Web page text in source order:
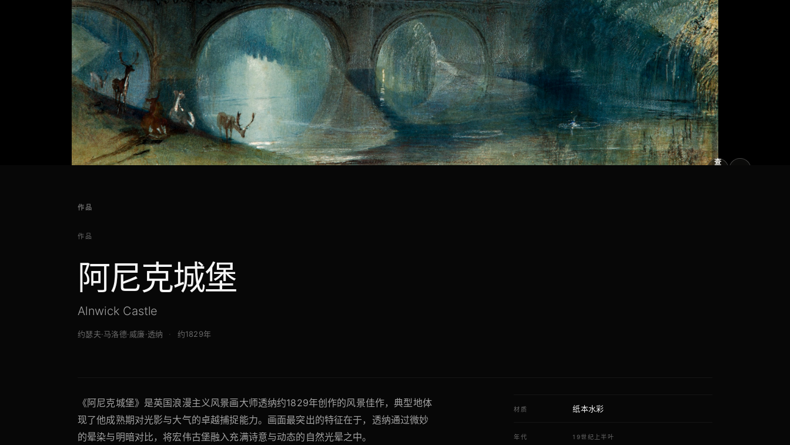
查
作品
作品
阿尼克城堡
Alnwick Castle
约瑟夫·马洛德·威廉·透纳 约1829年
《阿尼克城堡》是英国浪漫主义风景画大师透纳约1829年创作的风景佳作，典型地体
现了他成熟期对光影与大气的卓越捕捉能力。画面最突出的特征在于，透纳通过微妙
的晕染与明暗对比，将宏伟古堡融入充满诗意与动态的自然光晕之中。
材质 纸本水彩
年代 19世纪上半叶